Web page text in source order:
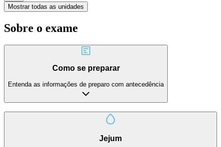
Mostrar todas as unidades
Sobre o exame
Como se preparar
Entenda as informações de preparo com antecedência
Jejum